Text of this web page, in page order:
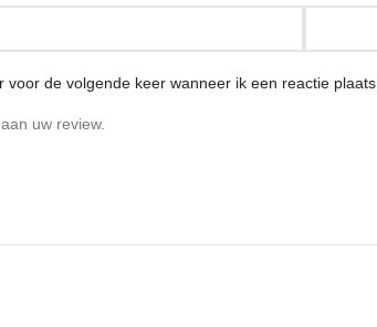
de volgende keer wanneer ik een reactie plaats.
uw review.